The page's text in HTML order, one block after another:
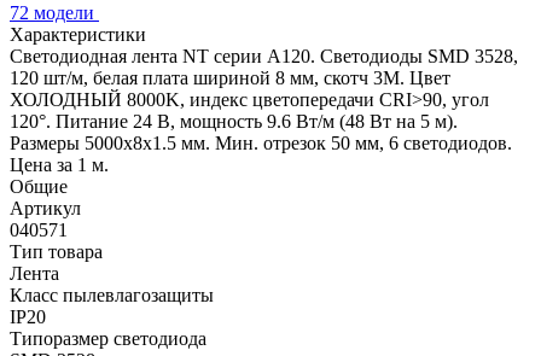
72 модели
Характеристики
Светодиодная лента NT серии A120. Светодиоды SMD 3528,
120 шт/м, белая плата шириной 8 мм, скотч 3M. Цвет
ХОЛОДНЫЙ 8000K, индекс цветопередачи CRI>90, угол
120°. Питание 24 В, мощность 9.6 Вт/м (48 Вт на 5 м).
Размеры 5000x8x1.5 мм. Мин. отрезок 50 мм, 6 светодиодов.
Цена за 1 м.
Общие
Артикул
040571
Тип товара
Лента
Класс пылевлагозащиты
IP20
Типоразмер светодиода